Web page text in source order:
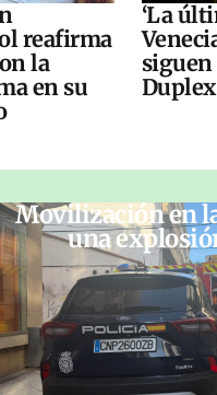
reafirma
la
en su
‘La
siguen
Duplex
Movilización en
una